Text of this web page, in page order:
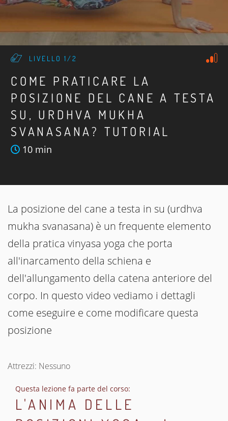
LIVELLO 1/2
COME PRATICARE LA
POSIZIONE DEL CANE A TESTA
SU, URDHVA MUKHA
SVANASANA? TUTORIAL
10 min
La posizione del cane a testa in su (urdhva
mukha svanasana) è un frequente elemento
della pratica vinyasa yoga che porta
all'inarcamento della schiena e
dell'allungamento della catena anteriore del
corpo. In questo video vediamo i dettagli
come eseguire e come modificare questa
posizione
Attrezzi: Nessuno
Questa lezione fa parte del corso:
L'ANIMA DELLE